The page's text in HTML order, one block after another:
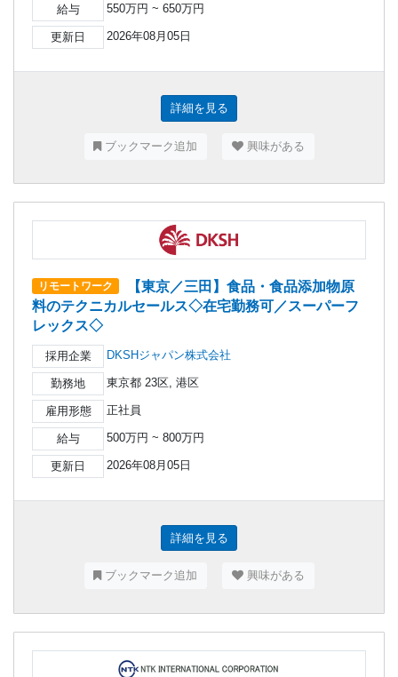
給与 550万円 ~ 650万円
更新日 2026年08月05日
詳細を見る
ブックマーク追加 興味がある
リモートワーク
【東京／三田】食品・食品添加物原
料のテクニカルセールス◇在宅勤務可／スーパーフ
レックス◇
採用企業 DKSHジャパン株式会社
勤務地 東京都 23区, 港区
雇用形態 正社員
給与 500万円 ~ 800万円
更新日 2026年08月05日
詳細を見る
ブックマーク追加 興味がある